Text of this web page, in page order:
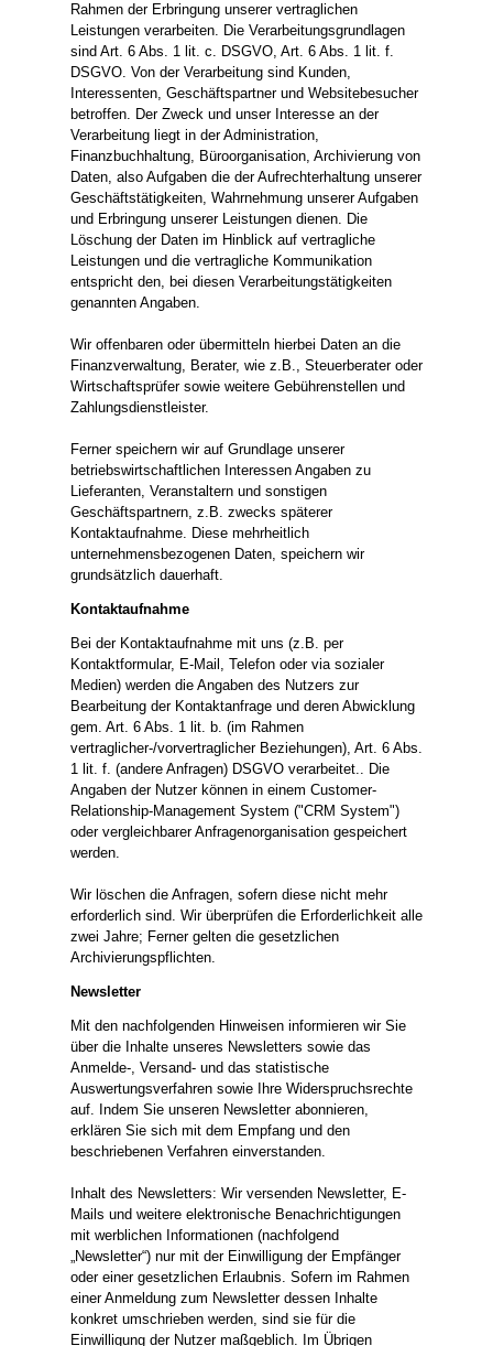
Rahmen der Erbringung unserer vertraglichen
Leistungen verarbeiten. Die Verarbeitungsgrundlagen
sind Art. 6 Abs. 1 lit. c. DSGVO, Art. 6 Abs. 1 lit. f.
DSGVO. Von der Verarbeitung sind Kunden,
Interessenten, Geschäftspartner und Websitebesucher
betroffen. Der Zweck und unser Interesse an der
Verarbeitung liegt in der Administration,
Finanzbuchhaltung, Büroorganisation, Archivierung von
Daten, also Aufgaben die der Aufrechterhaltung unserer
Geschäftstätigkeiten, Wahrnehmung unserer Aufgaben
und Erbringung unserer Leistungen dienen. Die
Löschung der Daten im Hinblick auf vertragliche
Leistungen und die vertragliche Kommunikation
entspricht den, bei diesen Verarbeitungstätigkeiten
genannten Angaben.
Wir offenbaren oder übermitteln hierbei Daten an die
Finanzverwaltung, Berater, wie z.B., Steuerberater oder
Wirtschaftsprüfer sowie weitere Gebührenstellen und
Zahlungsdienstleister.
Ferner speichern wir auf Grundlage unserer
betriebswirtschaftlichen Interessen Angaben zu
Lieferanten, Veranstaltern und sonstigen
Geschäftspartnern, z.B. zwecks späterer
Kontaktaufnahme. Diese mehrheitlich
unternehmensbezogenen Daten, speichern wir
grundsätzlich dauerhaft.
Kontaktaufnahme
Bei der Kontaktaufnahme mit uns (z.B. per
Kontaktformular, E-Mail, Telefon oder via sozialer
Medien) werden die Angaben des Nutzers zur
Bearbeitung der Kontaktanfrage und deren Abwicklung
gem. Art. 6 Abs. 1 lit. b. (im Rahmen
vertraglicher-/vorvertraglicher Beziehungen), Art. 6 Abs.
1 lit. f. (andere Anfragen) DSGVO verarbeitet.. Die
Angaben der Nutzer können in einem Customer-
Relationship-Management System ("CRM System")
oder vergleichbarer Anfragenorganisation gespeichert
werden.
Wir löschen die Anfragen, sofern diese nicht mehr
erforderlich sind. Wir überprüfen die Erforderlichkeit alle
zwei Jahre; Ferner gelten die gesetzlichen
Archivierungspflichten.
Newsletter
Mit den nachfolgenden Hinweisen informieren wir Sie
über die Inhalte unseres Newsletters sowie das
Anmelde-, Versand- und das statistische
Auswertungsverfahren sowie Ihre Widerspruchsrechte
auf. Indem Sie unseren Newsletter abonnieren,
erklären Sie sich mit dem Empfang und den
beschriebenen Verfahren einverstanden.
Inhalt des Newsletters: Wir versenden Newsletter, E-
Mails und weitere elektronische Benachrichtigungen
mit werblichen Informationen (nachfolgend
„Newsletter“) nur mit der Einwilligung der Empfänger
oder einer gesetzlichen Erlaubnis. Sofern im Rahmen
einer Anmeldung zum Newsletter dessen Inhalte
konkret umschrieben werden, sind sie für die
Einwilligung der Nutzer maßgeblich. Im Übrigen